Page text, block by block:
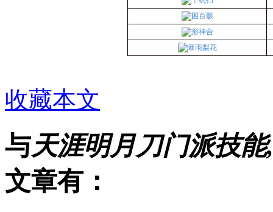
收藏本文
与天涯明月刀门派技
文章有：